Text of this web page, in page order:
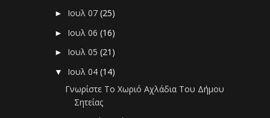
► Ιουλ 07(25)
► Ιουλ 06(16)
► Ιουλ 05(21)
▼ Ιουλ 04(14)
Γνωρίστε Το Χωριό Αχλάδια Του Δήμου
Σητείας